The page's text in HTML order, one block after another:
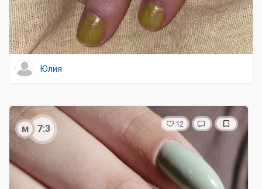
Юлия
м 7:3 12